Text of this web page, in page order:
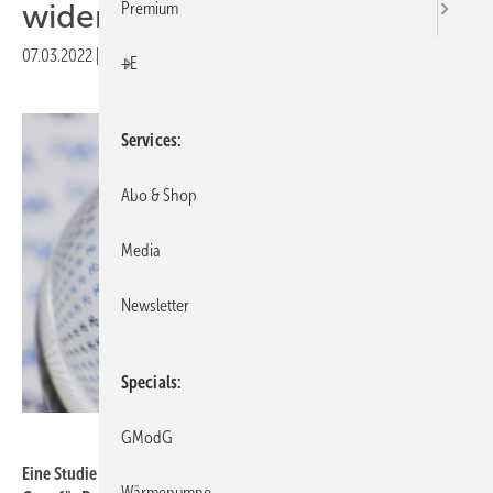
widerlegt
07.03.2022 Druckvorschau
Eine Studie hat untersucht: „Gäbe es genügend klimafreundliche
Premium
+E
Services
Abo & Shop
Media
Newsletter
Specials
GModG